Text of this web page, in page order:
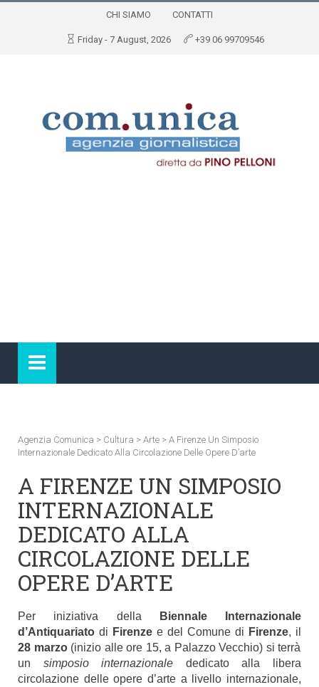
CHI SIAMO CONTATTI
Friday - 7 August, 2026 +39 06 99709546
Agenzia Comunica > Cultura > Arte > A Firenze Un Simposio
Internazionale Dedicato Alla Circolazione Delle Opere D’arte
A FIRENZE UN SIMPOSIO
INTERNAZIONALE
DEDICATO ALLA
CIRCOLAZIONE DELLE
OPERE D’ARTE
Per iniziativa della
Biennale Internazionale
d’Antiquariato di Firenze e del Comune di Firenze, il
28 marzo(inizio alle ore 15, a Palazzo Vecchio) si terrà
un simposio internazionale dedicato alla libera
circolazione delle opere d’arte a livello internazionale,